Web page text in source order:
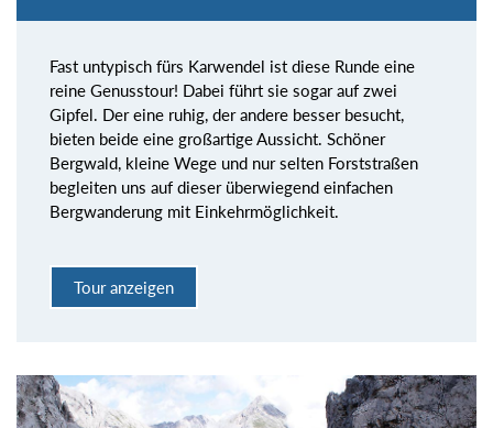
Fast untypisch fürs Karwendel ist diese Runde eine
reine Genusstour! Dabei führt sie sogar auf zwei
Gipfel. Der eine ruhig, der andere besser besucht,
bieten beide eine großartige Aussicht. Schöner
Bergwald, kleine Wege und nur selten Forststraßen
begleiten uns auf dieser überwiegend einfachen
Bergwanderung mit Einkehrmöglichkeit.
Tour anzeigen